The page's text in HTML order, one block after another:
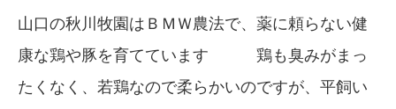
山口の秋川牧園はＢＭＷ農法で、薬に頼らない健
康な鶏や豚を育てています 鶏も臭みがまっ
たくなく、若鶏なので柔らかいのですが、平飼い